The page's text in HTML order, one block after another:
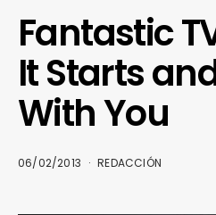
Fantastic
It Starts
With You
06/02/2013 REDACCIÓN